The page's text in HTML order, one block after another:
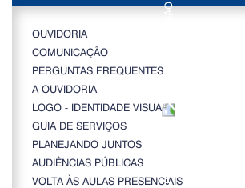
OUVIDORIA
COMUNICAÇÃO
PERGUNTAS FREQUENTES
A OUVIDORIA
LOGO - IDENTIDADE VISUAL
GUIA DE SERVIÇOS
PLANEJANDO JUNTOS
AUDIÊNCIAS PÚBLICAS
VOLTA ÀS AULAS PRESENCIAIS